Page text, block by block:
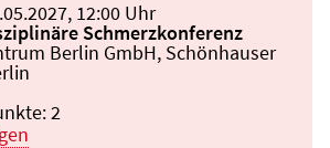
und Anfangszeit:
, 12:00 Uhr
Schmerzkonferenz
Berlin GmbH, Schönhauser
2